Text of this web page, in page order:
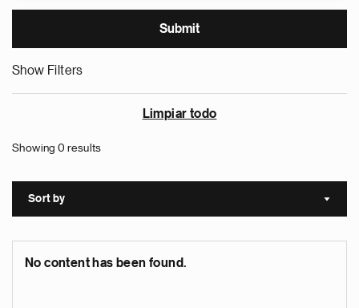
Show Filters
Limpiar todo
Showing 0 results
Sort by Sort
No content has been found.